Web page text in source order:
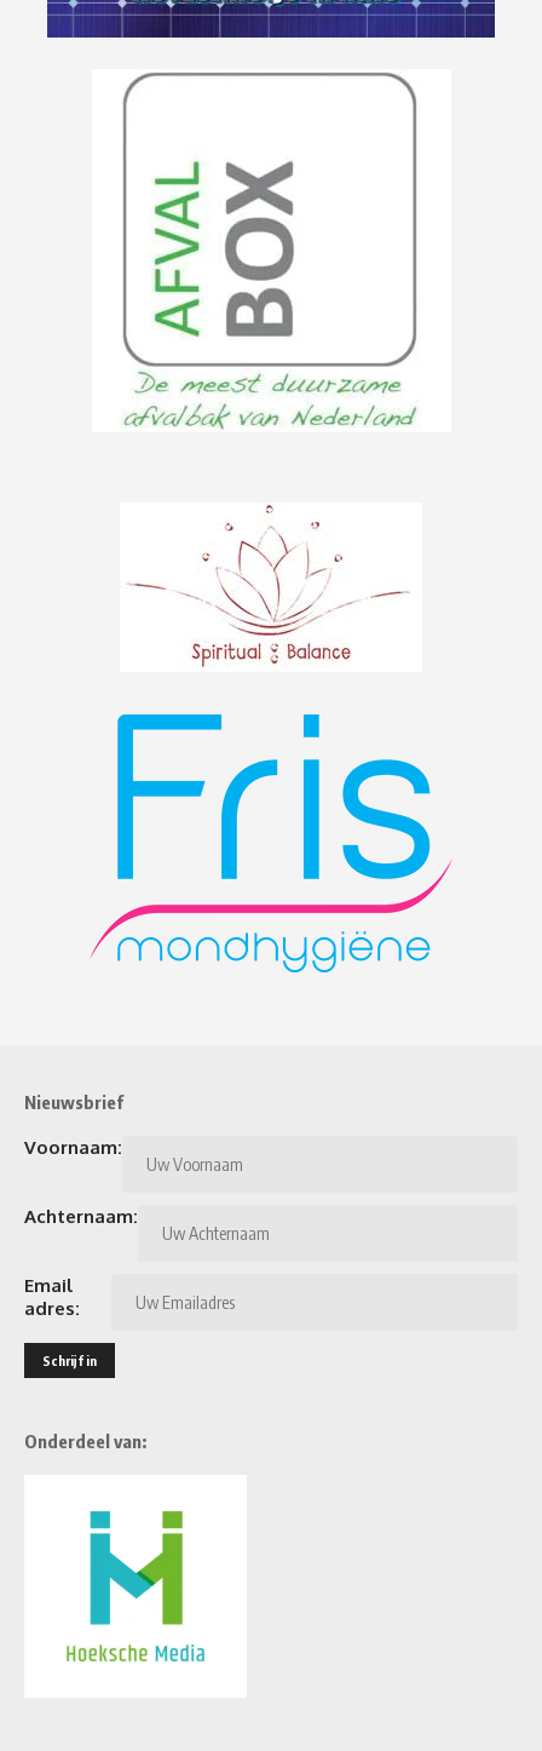
Nieuwsbrief
Voornaam:
Achternaam:
Email
adres:
Onderdeel van: